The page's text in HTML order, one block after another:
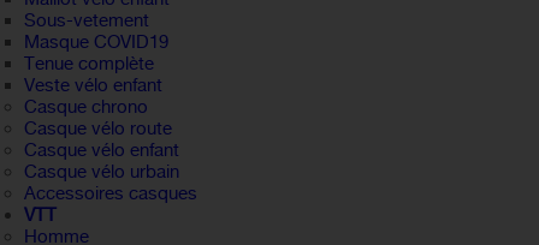
Sous-vetement
Masque COVID19
Tenue complète
Veste vélo enfant
Casque chrono
Casque vélo route
Casque vélo enfant
Casque vélo urbain
Accessoires casques
VTT
Homme